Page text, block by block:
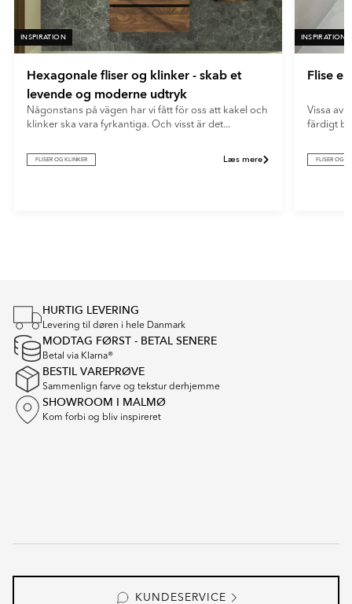
INSPIRATION
Hexagonale fliser og klinker - skab et
levende og moderne udtryk
Någonstans på vägen har vi fått för oss att kakel och
klinker ska vara fyrkantiga. Och visst är det...
FLISER OG KLINKER Læs mere
INSPIRATION
Flise
Vissa av
färdigt
FLISER OG
HURTIG LEVERING
Levering til døren i hele Danmark
MODTAG FØRST - BETAL SENERE
Betal via Klarna®
BESTIL VAREPRØVE
Sammenlign farve og tekstur derhjemme
SHOWROOM I MALMØ
Kom forbi og bliv inspireret
KUNDESERVICE